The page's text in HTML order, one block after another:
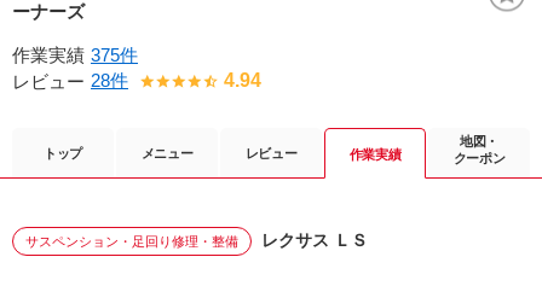
ーナーズ
作業実績 375件
レビュー 28件 4.94
トップ メニュー レビュー 作業実績
地図・
クーポン
サスペンション・足回り修理・整備 レクサス ＬＳ